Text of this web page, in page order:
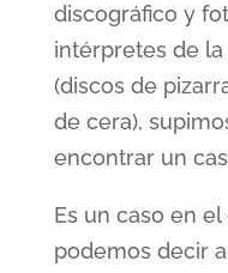
discográfico y
intérpretes de
(discos de
de cera),
encontrar un
Es un caso en
podemos decir